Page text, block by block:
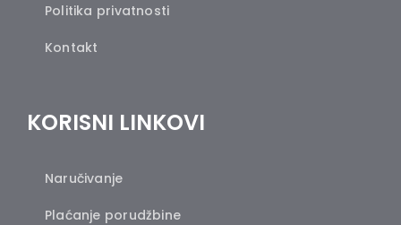
Politika privatnosti
Kontakt
KORISNI LINKOVI
Naručivanje
Plaćanje porudžbine